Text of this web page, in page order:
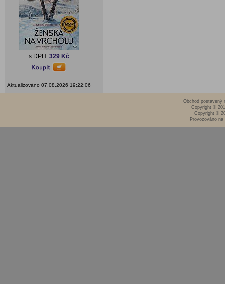
s DPH: 329 Kč
Aktualizováno 07.08.2026 19:22:06
Obchod postavený
Copyright ©
Copyright ©
Provozováno